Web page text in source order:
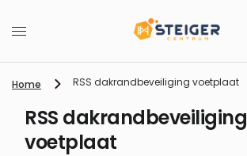
Home RSS dakrandbeveiliging voetplaat
RSS dakrandbeveiliging
voetplaat